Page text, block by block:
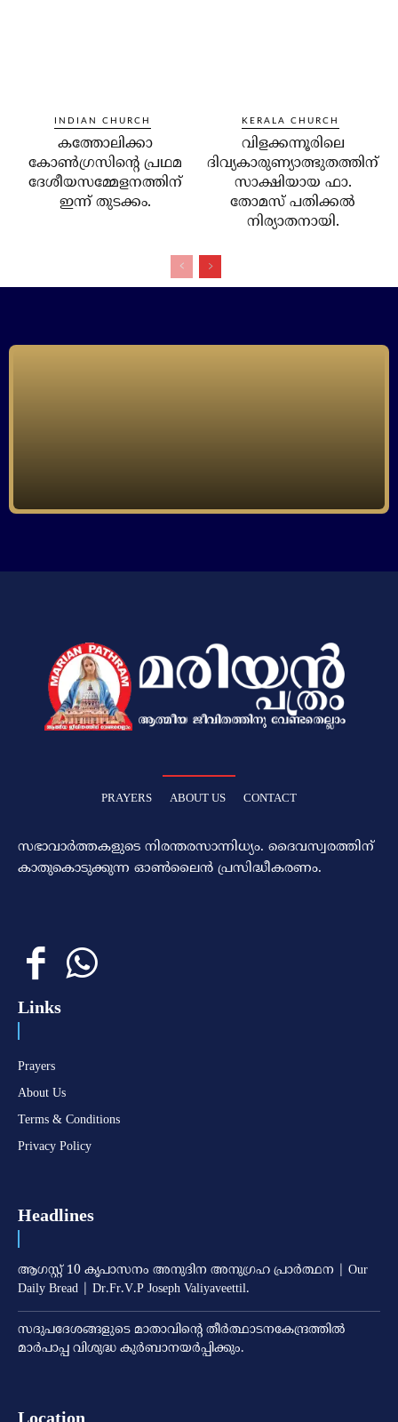
INDIAN CHURCH
കത്തോലിക്കാ
കോണ്‍ഗ്രസിന്റെ പ്രഥമ
ദേശീയസമ്മേളനത്തിന്
ഇന്ന് തുടക്കം.
KERALA CHURCH
വിളക്കന്നൂരിലെ
ദിവ്യകാരുണ്യാത്ഭുതത്തിന്
സാക്ഷിയായ ഫാ.
തോമസ് പതിക്കല്‍
നിര്യാതനായി.
PRAYERS ABOUT US CONTACT
സഭാവാര്‍ത്തകളുടെ നിരന്തരസാന്നിധ്യം. ദൈവസ്വരത്തിന്‌
കാതുകൊടുക്കുന്ന ഓണ്‍ലൈന്‍ പ്രസിദ്ധീകരണം.
Links
Prayers
About Us
Terms & Conditions
Privacy Policy
Headlines
ആഗസ്റ്റ് 10 കൃപാസനം അനുദിന അനുഗ്രഹ പ്രാർത്ഥന | Our
Daily Bread | Dr.Fr.V.P Joseph Valiyaveettil.
സദുപദേശങ്ങളുടെ മാതാവിന്റെ തീര്‍ത്ഥാടനകേന്ദ്രത്തില്‍
മാര്‍പാപ്പ വിശുദ്ധ കുര്‍ബാനയര്‍പ്പിക്കും.
Location